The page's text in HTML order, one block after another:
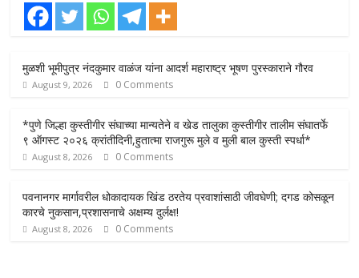
मुळशी भूमीपुत्र नंदकुमार वाळंज यांना आदर्श महाराष्ट्र भूषण पुरस्काराने गौरव
August 9, 2026 0 Comments
*पुणे जिल्हा कुस्तीगीर संघाच्या मान्यतेने व खेड तालुका कुस्तीगीर तालीम संघातर्फे
९ ऑगस्ट २०२६ क्रांतीदिनी,हुतात्मा राजगुरू मुले व मुली बाल कुस्ती स्पर्धा*
August 8, 2026 0 Comments
पवनानगर मार्गावरील धोकादायक खिंड ठरतेय प्रवाशांसाठी जीवघेणी; दगड कोसळून
कारचे नुकसान,प्रशासनाचे अक्षम्य दुर्लक्ष!
August 8, 2026 0 Comments